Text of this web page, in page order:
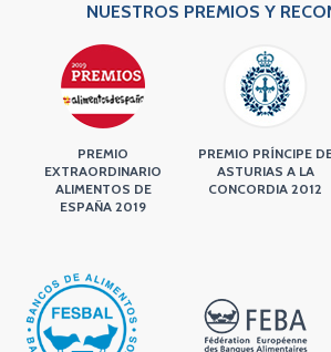
NUESTROS PREMIOS Y
PREMIO
EXTRAORDINARIO
ALIMENTOS DE
ESPAÑA 2019
PREMIO PRÍNCIPE
ASTURIAS A LA
CONCORDIA 2012